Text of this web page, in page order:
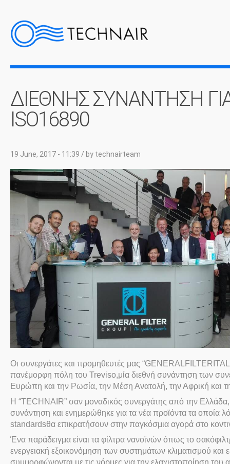
ΔΙΕΘΝΗΣ ΣΥΝΑΝΤΗΣΗ
ISO16890
19 June, 2017 - 11:39 / by technairteam
Οι συνεργάτες και προμηθευτές μας “GENERAL FILTER
πανέμορφη πόλη του Treviso,μία διεθνή συνάντηση των
Ευρώπη και την Ρωσία, την Μέση Ανατολή, την Αφρική και
Η “TECHNAIR” σαν μοναδικός συνεργάτης από την
συνάντηση και ενημερώθηκε για τα νέα προϊόντα τα οποία
standardsθα επικρατήσουν στην παγκόσμια αγορά στο
Ένα παράδειγμα είναι τα φίλτρα νανοϊνών όπως το
ενεργειακή εξοικονόμηση των συστημάτων κλιματισμού και